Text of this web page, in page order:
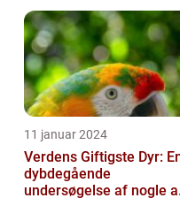
11 januar 2024
Verdens Giftigste Dyr:
dybdegående
undersøgelse af nogle